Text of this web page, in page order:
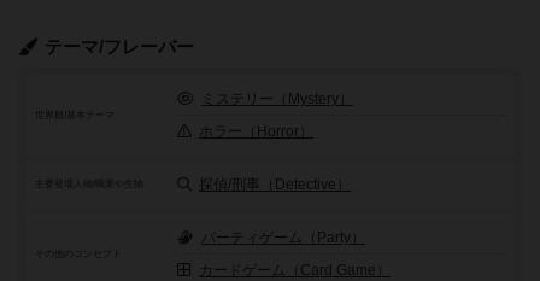
テーマ/フレーバー
世界観/基本テーマ
ミステリー（Mystery）
ホラー（Horror）
探偵/刑事（Detective）
その他のコンセプト
パーティゲーム（Party）
カードゲーム（Card Game）